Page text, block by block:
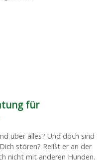
für
über alles? Und doch sind
stören? Reißt er an der
nicht mit anderen Hunden.